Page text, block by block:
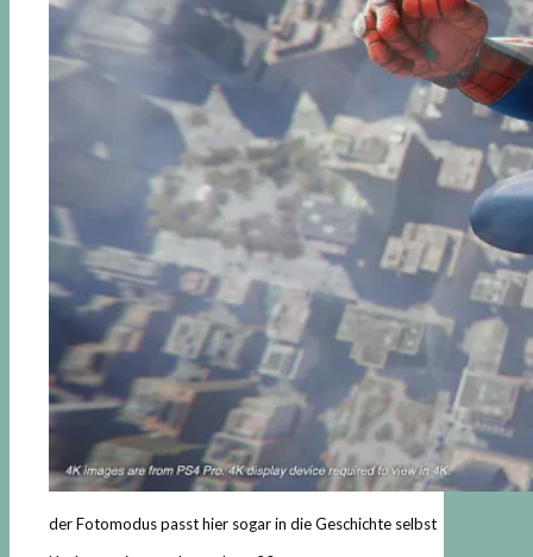
der Fotomodus passt hier sogar in die Geschichte selbst